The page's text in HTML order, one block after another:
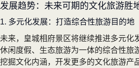
发展趋势：未来可期的文化旅游胜
1. 多元化发展：打造综合性旅游目的地
未来，皇城相府景区将继续推进多元化
休闲度假、生态旅游为一体的综合性旅
挖掘文化内涵，开发更多的文化旅游产